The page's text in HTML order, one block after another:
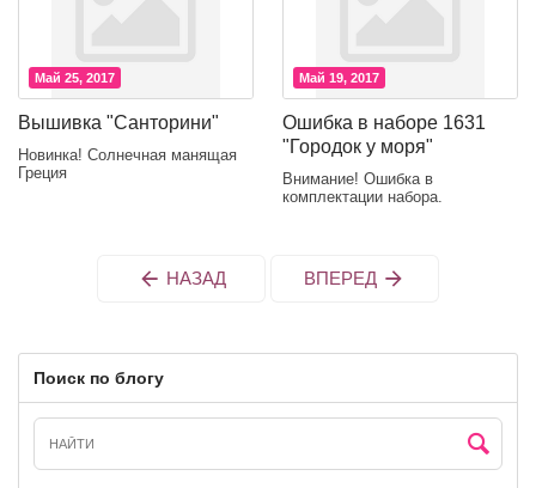
Май 25, 2017
Вышивка "Санторини"
Новинка! Солнечная манящая
Греция
Май 19, 2017
Ошибка в наборе 1631
"Городок у моря"
Внимание! Ошибка в
комплектации набора.
НАЗАД ВПЕРЕД
Поиск по блогу